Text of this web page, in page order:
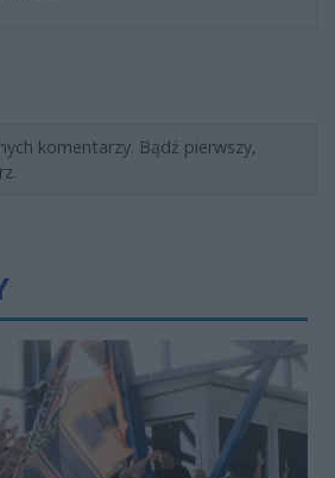
komentarzy. Bądź pierwszy,